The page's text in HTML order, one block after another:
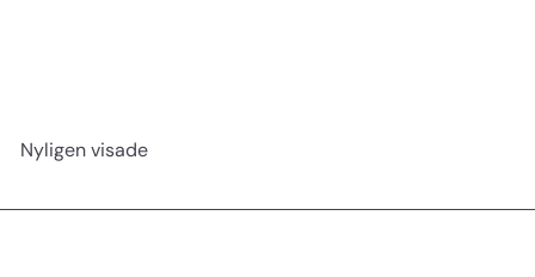
Nyligen visade